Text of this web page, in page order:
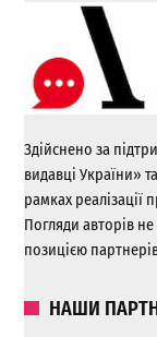
Здійснено за
видавці України»
рамках реалізації
Погляди авторів
позицією
НАШИ